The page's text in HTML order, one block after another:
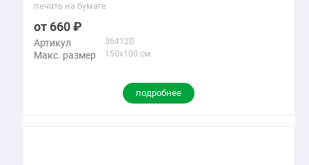
печать на бумаге
660
Артикул 36412D
Макс. размер 150x100 см
подробнее